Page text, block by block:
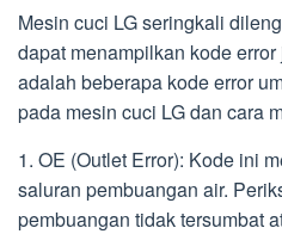
Mesin cuci LG seringkali
dapat menampilkan kode
adalah beberapa kode error
pada mesin cuci LG dan cara
1. OE (Outlet Error): Kode ini
saluran pembuangan air.
pembuangan tidak tersumbat